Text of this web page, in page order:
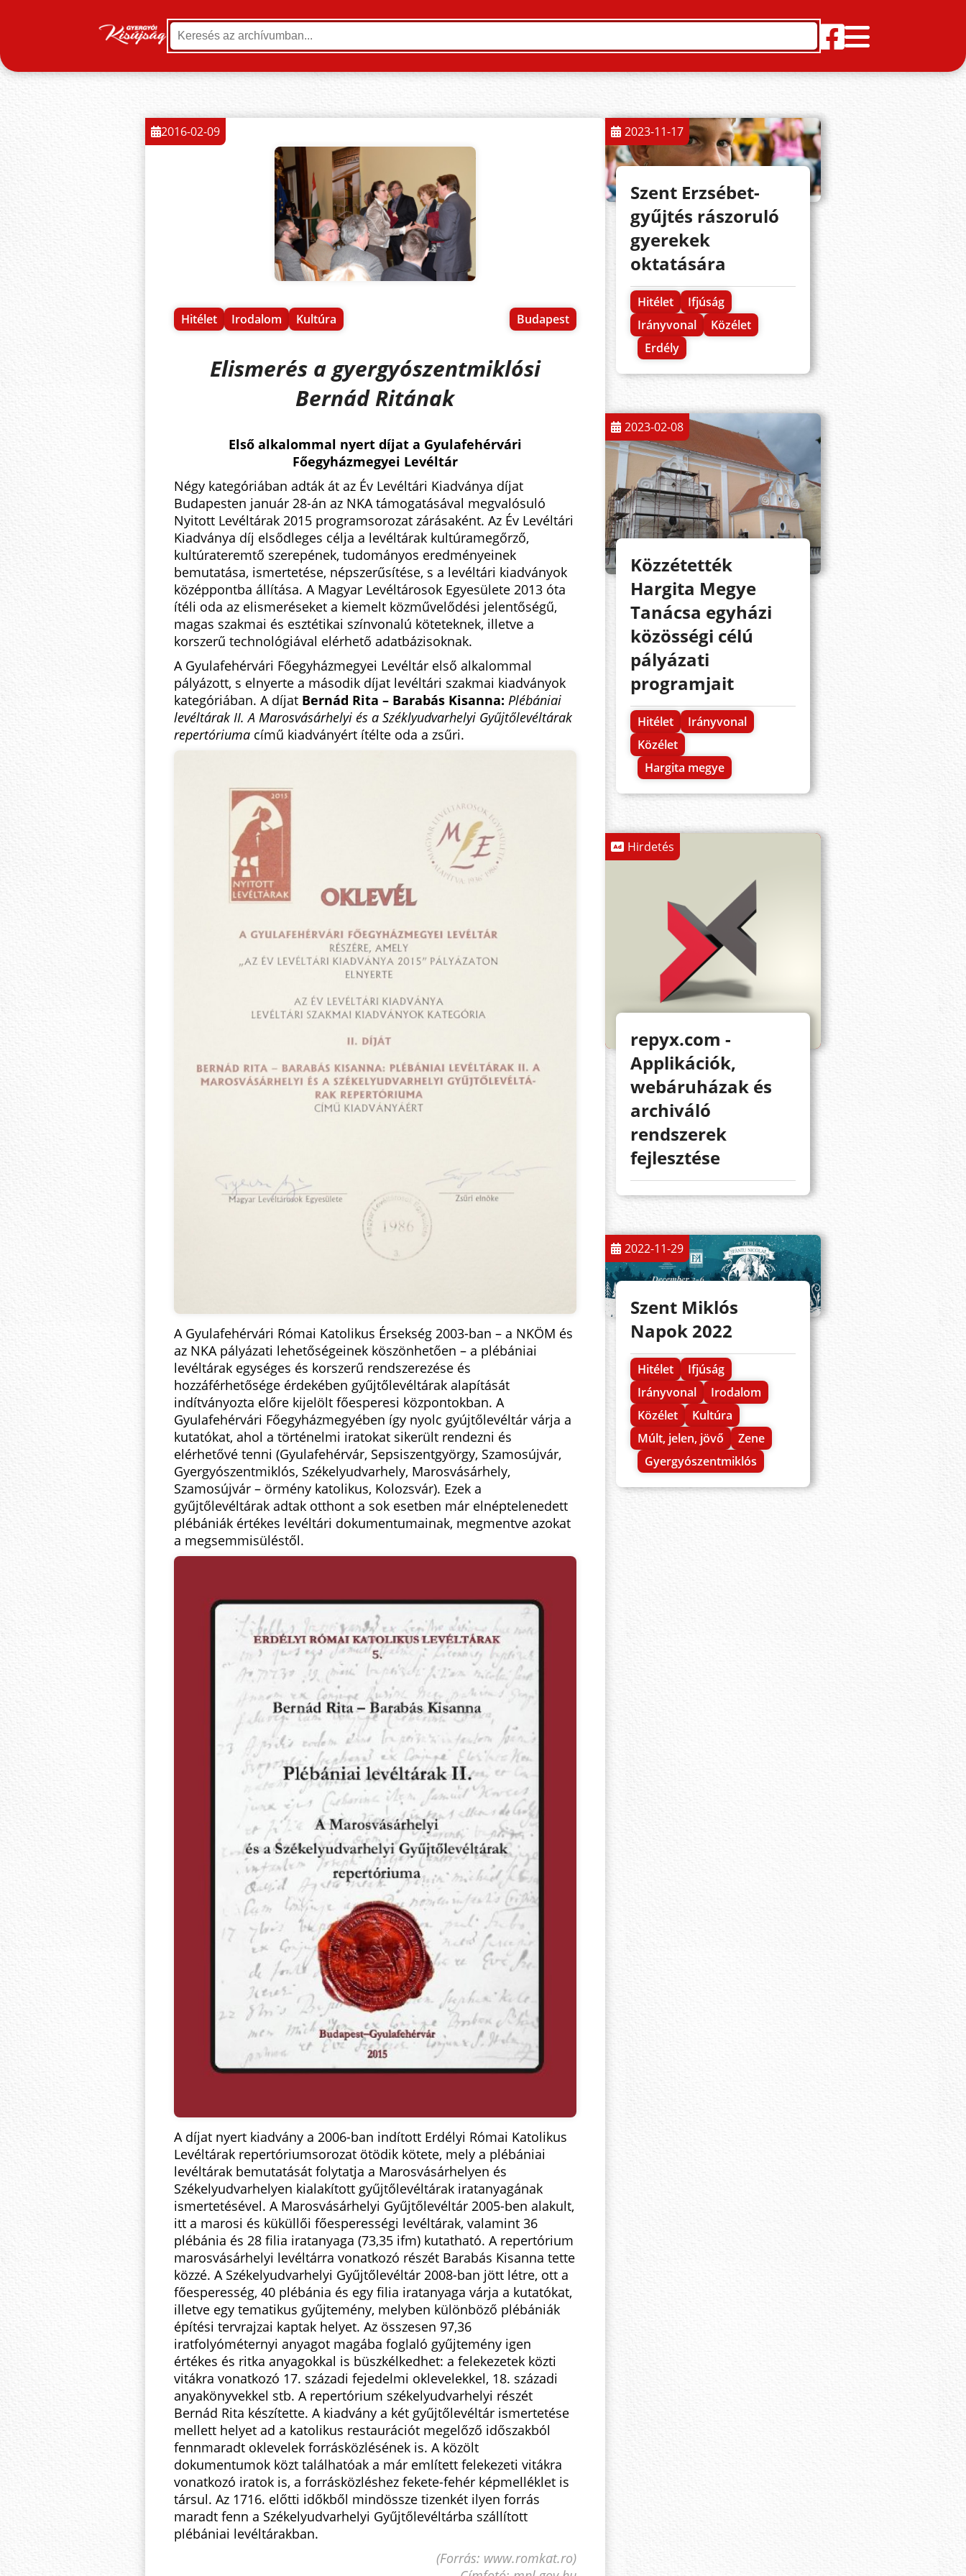
Hitélet Irodalom Kultúra Budapest
2016-02-09
Elismerés a gyergyószentmiklósi
Bernád Ritának
Első alkalommal nyert díjat a Gyulafehérvári
Főegyházmegyei Levéltár
Négy kategóriában adták át az Év Levéltári Kiadványa díjat
Budapesten január 28-án az NKA támogatásával megvalósuló
Nyitott Levéltárak 2015 programsorozat zárásaként. Az Év Levéltári
Kiadványa díj elsődleges célja a levéltárak kultúramegőrző,
kultúrateremtő szerepének, tudományos eredményeinek
bemutatása, ismertetése, népszerűsítése, s a levéltári kiadványok
középpontba állítása. A Magyar Levéltárosok Egyesülete 2013 óta
ítéli oda az elismeréseket a kiemelt közművelődési jelentőségű,
magas szakmai és esztétikai színvonalú köteteknek, illetve a
korszerű technológiával elérhető adatbázisoknak.
A Gyulafehérvári Főegyházmegyei Levéltár első alkalommal
pályázott, s elnyerte a második díjat levéltári szakmai kiadványok
kategóriában. A díjat Bernád Rita – Barabás Kisanna: Plébániai
levéltárak II. A Marosvásárhelyi és a Széklyudvarhelyi Gyűjtőlevéltárak
repertóriumacímű kiadványért ítélte oda a zsűri.
A Gyulafehérvári Római Katolikus Érsekség 2003-ban – a NKÖM és
az NKA pályázati lehetőségeinek köszönhetően – a plébániai
levéltárak egységes és korszerű rendszerezése és
hozzáférhetősége érdekében gyűjtőlevéltárak alapítását
indítványozta előre kijelölt főesperesi központokban. A
Gyulafehérvári Főegyházmegyében így nyolc gyújtőlevéltár várja a
kutatókat, ahol a történelmi iratokat sikerült rendezni és
elérhetővé tenni (Gyulafehérvár, Sepsiszentgyörgy, Szamosújvár,
Gyergyószentmiklós, Székelyudvarhely, Marosvásárhely,
Szamosújvár – örmény katolikus, Kolozsvár). Ezek a
gyűjtőlevéltárak adtak otthont a sok esetben már elnéptelenedett
plébániák értékes levéltári dokumentumainak, megmentve azokat
a megsemmisüléstől.
A díjat nyert kiadvány a 2006-ban indított Erdélyi Római Katolikus
Levéltárak repertóriumsorozat ötödik kötete, mely a plébániai
levéltárak bemutatását folytatja a Marosvásárhelyen és
Székelyudvarhelyen kialakított gyűjtőlevéltárak iratanyagának
ismertetésével. A Marosvásárhelyi Gyűjtőlevéltár 2005-ben alakult,
itt a marosi és küküllői főesperességi levéltárak, valamint 36
plébánia és 28 filia iratanyaga (73,35 ifm) kutatható. A repertórium
marosvásárhelyi levéltárra vonatkozó részét Barabás Kisanna tette
közzé. A Székelyudvarhelyi Gyűjtőlevéltár 2008-ban jött létre, ott a
főesperesség, 40 plébánia és egy filia iratanyaga várja a kutatókat,
illetve egy tematikus gyűjtemény, melyben különböző plébániák
építési tervrajzai kaptak helyet. Az összesen 97,36
iratfolyóméternyi anyagot magába foglaló gyűjtemény igen
értékes és ritka anyagokkal is büszkélkedhet: a felekezetek közti
vitákra vonatkozó 17. századi fejedelmi oklevelekkel, 18. századi
anyakönyvekkel stb. A repertórium székelyudvarhelyi részét
Bernád Rita készítette. A kiadvány a két gyűjtőlevéltár ismertetése
mellett helyet ad a katolikus restaurációt megelőző időszakból
fennmaradt oklevelek forrásközlésének is. A közölt
dokumentumok közt találhatóak a már említett felekezeti vitákra
vonatkozó iratok is, a forrásközléshez fekete-fehér képmelléklet is
társul. Az 1716. előtti időkből mindössze tizenkét ilyen forrás
maradt fenn a Székelyudvarhelyi Gyűjtőlevéltárba szállított
plébániai levéltárakban.
(Forrás: www.romkat.ro)
2023-11-17
Szent Erzsébet-
gyűjtés rászoruló
gyerekek
oktatására
Hitélet
Ifjúság
Irányvonal
Közélet
Erdély
2023-02-08
Közzétették
Hargita Megye
Tanácsa egyházi
közösségi célú
pályázati
programjait
Hitélet
Irányvonal
Közélet
Hargita megye
Hirdetés
repyx.com -
Applikációk,
webáruházak és
archiváló
rendszerek
fejlesztése
2022-11-29
Szent Miklós
Napok 2022
Hitélet
Ifjúság
Irányvonal
Irodalom
Közélet
Kultúra
Múlt, jelen, jövő
Zene
Gyergyószentmiklós